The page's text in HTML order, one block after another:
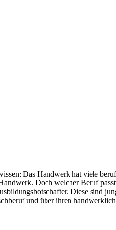
Das Handwerk hat viele
Doch welcher Beruf passt
Diese sind
und über ihren